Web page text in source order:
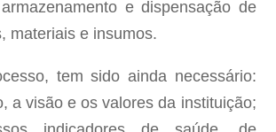
e dispensação de
materiais e insumos.
tem sido ainda necessário:
a visão e os valores da instituição;